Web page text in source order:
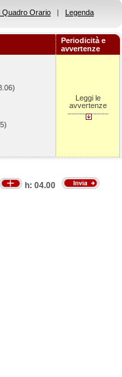
Quadro Orario | Legenda
Periodicità e
avvertenze
Leggi le
avvertenze
h: 04.00